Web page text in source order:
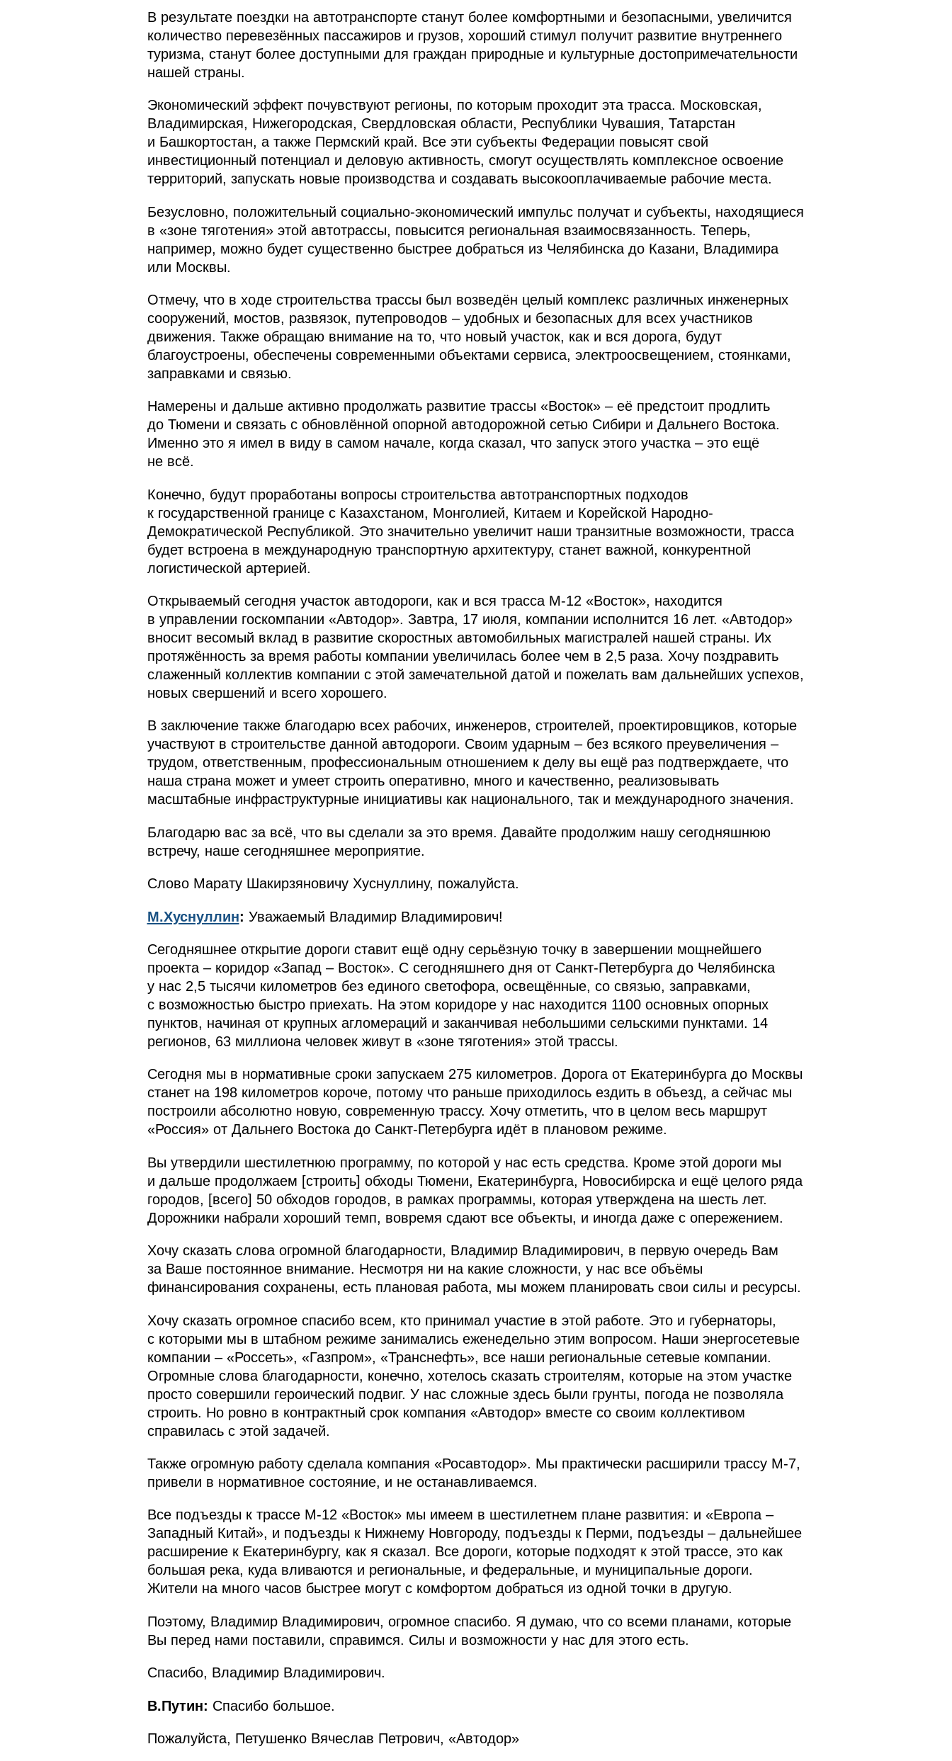
В результате поездки на автотранспорте станут более комфортными и безопасными, увеличится
количество перевезённых пассажиров и грузов, хороший стимул получит развитие внутреннего
туризма, станут более доступными для граждан природные и культурные достопримечательности
нашей страны.
Экономический эффект почувствуют регионы, по которым проходит эта трасса. Московская,
Владимирская, Нижегородская, Свердловская области, Республики Чувашия, Татарстан
и Башкортостан, а также Пермский край. Все эти субъекты Федерации повысят свой
инвестиционный потенциал и деловую активность, смогут осуществлять комплексное освоение
территорий, запускать новые производства и создавать высокооплачиваемые рабочие места.
Безусловно, положительный социально-экономический импульс получат и субъекты, находящиеся
в «зоне тяготения» этой автотрассы, повысится региональная взаимосвязанность. Теперь,
например, можно будет существенно быстрее добраться из Челябинска до Казани, Владимира
или Москвы.
Отмечу, что в ходе строительства трассы был возведён целый комплекс различных инженерных
сооружений, мостов, развязок, путепроводов – удобных и безопасных для всех участников
движения. Также обращаю внимание на то, что новый участок, как и вся дорога, будут
благоустроены, обеспечены современными объектами сервиса, электроосвещением, стоянками,
заправками и связью.
Намерены и дальше активно продолжать развитие трассы «Восток» – её предстоит продлить
до Тюмени и связать с обновлённой опорной автодорожной сетью Сибири и Дальнего Востока.
Именно это я имел в виду в самом начале, когда сказал, что запуск этого участка – это ещё
не всё.
Конечно, будут проработаны вопросы строительства автотранспортных подходов
к государственной границе с Казахстаном, Монголией, Китаем и Корейской Народно-
Демократической Республикой. Это значительно увеличит наши транзитные возможности, трасса
будет встроена в международную транспортную архитектуру, станет важной, конкурентной
логистической артерией.
Открываемый сегодня участок автодороги, как и вся трасса М‑12 «Восток», находится
в управлении госкомпании «Автодор». Завтра, 17 июля, компании исполнится 16 лет. «Автодор»
вносит весомый вклад в развитие скоростных автомобильных магистралей нашей страны. Их
протяжённость за время работы компании увеличилась более чем в 2,5 раза. Хочу поздравить
слаженный коллектив компании с этой замечательной датой и пожелать вам дальнейших успехов,
новых свершений и всего хорошего.
В заключение также благодарю всех рабочих, инженеров, строителей, проектировщиков, которые
участвуют в строительстве данной автодороги. Своим ударным – без всякого преувеличения –
трудом, ответственным, профессиональным отношением к делу вы ещё раз подтверждаете, что
наша страна может и умеет строить оперативно, много и качественно, реализовывать
масштабные инфраструктурные инициативы как национального, так и международного значения.
Благодарю вас за всё, что вы сделали за это время. Давайте продолжим нашу сегодняшнюю
встречу, наше сегодняшнее мероприятие.
Слово Марату Шакирзяновичу Хуснуллину, пожалуйста.
М.Хуснуллин: Уважаемый Владимир Владимирович!
Сегодняшнее открытие дороги ставит ещё одну серьёзную точку в завершении мощнейшего
проекта – коридор «Запад – Восток». С сегодняшнего дня от Санкт-Петербурга до Челябинска
у нас 2,5 тысячи километров без единого светофора, освещённые, со связью, заправками,
с возможностью быстро приехать. На этом коридоре у нас находится 1100 основных опорных
пунктов, начиная от крупных агломераций и заканчивая небольшими сельскими пунктами. 14
регионов, 63 миллиона человек живут в «зоне тяготения» этой трассы.
Сегодня мы в нормативные сроки запускаем 275 километров. Дорога от Екатеринбурга до Москвы
станет на 198 километров короче, потому что раньше приходилось ездить в объезд, а сейчас мы
построили абсолютно новую, современную трассу. Хочу отметить, что в целом весь маршрут
«Россия» от Дальнего Востока до Санкт-Петербурга идёт в плановом режиме.
Вы утвердили шестилетнюю программу, по которой у нас есть средства. Кроме этой дороги мы
и дальше продолжаем [строить] обходы Тюмени, Екатеринбурга, Новосибирска и ещё целого ряда
городов, [всего] 50 обходов городов, в рамках программы, которая утверждена на шесть лет.
Дорожники набрали хороший темп, вовремя сдают все объекты, и иногда даже с опережением.
Хочу сказать слова огромной благодарности, Владимир Владимирович, в первую очередь Вам
за Ваше постоянное внимание. Несмотря ни на какие сложности, у нас все объёмы
финансирования сохранены, есть плановая работа, мы можем планировать свои силы и ресурсы.
Хочу сказать огромное спасибо всем, кто принимал участие в этой работе. Это и губернаторы,
с которыми мы в штабном режиме занимались еженедельно этим вопросом. Наши энергосетевые
компании – «Россеть», «Газпром», «Транснефть», все наши региональные сетевые компании.
Огромные слова благодарности, конечно, хотелось сказать строителям, которые на этом участке
просто совершили героический подвиг. У нас сложные здесь были грунты, погода не позволяла
строить. Но ровно в контрактный срок компания «Автодор» вместе со своим коллективом
справилась с этой задачей.
Также огромную работу сделала компания «Росавтодор». Мы практически расширили трассу М-7,
привели в нормативное состояние, и не останавливаемся.
Все подъезды к трассе М-12 «Восток» мы имеем в шестилетнем плане развития: и «Европа –
Западный Китай», и подъезды к Нижнему Новгороду, подъезды к Перми, подъезды – дальнейшее
расширение к Екатеринбургу, как я сказал. Все дороги, которые подходят к этой трассе, это как
большая река, куда вливаются и региональные, и федеральные, и муниципальные дороги.
Жители на много часов быстрее могут с комфортом добраться из одной точки в другую.
Поэтому, Владимир Владимирович, огромное спасибо. Я думаю, что со всеми планами, которые
Вы перед нами поставили, справимся. Силы и возможности у нас для этого есть.
Спасибо, Владимир Владимирович.
В.Путин: Спасибо большое.
Пожалуйста, Петушенко Вячеслав Петрович, «Автодор»